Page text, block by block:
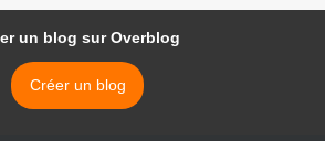
un blog sur Overblog
Créer un blog